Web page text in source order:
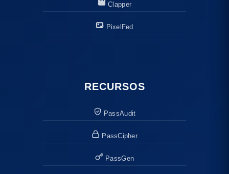
Clapper
PixelFed
RECURSOS
PassAudit
PassCipher
PassGen